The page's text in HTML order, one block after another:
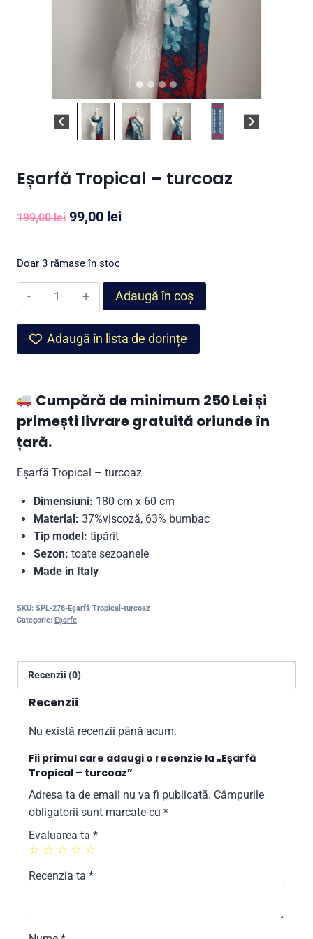
Eșarfă Tropical – turcoaz
199,00lei Prețul
a
fost:
199,00 lei.
99,00 leiPrețul
99,00 lei.
Doar 3 rămase în stoc
Cantitate
Tropical
–
Adaugă în coș
Adaugă în lista de dorințe
Cumpără de minimum 250 Lei și
primești livrare gratuită oriunde în
țară.
Eșarfă Tropical – turcoaz
Dimensiuni: 180 cm x 60 cm
Material: 37%viscoză, 63% bumbac
Tip model: tipărit
Sezon: toate sezoanele
Made in Italy
SKU: SPL-278-Eșarfă Tropical-turcoaz
Categorie: Eșarfe
Recenzii (0)
Recenzii
Nu există recenzii până acum.
Fii primul care adaugi o recenzie la „Eșarfă
Tropical – turcoaz”
Adresa ta de email nu va fi publicată. Câmpurile
obligatorii sunt marcate cu *
Evaluarea ta *
Recenzia ta *